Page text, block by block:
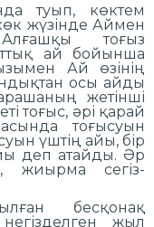
туып, көктем
жүзінде Аймен
тоғыз
ай бойынша
Ай өзінің
осы айды
жетінші
тоғыс, әрі қарай
тоғысуын
үштің айы, бір
деп атайды. Әр
жиырма сегіз-
бесқонақ
жыл